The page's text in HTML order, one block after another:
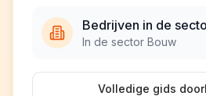
Bedrijven in de
In de sector Bouw
Volledige gids